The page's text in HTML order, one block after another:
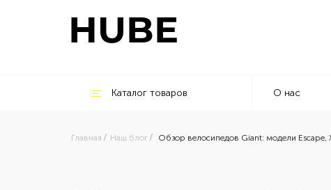
Каталог товаров О нас
Главная Наш блог Обзор велосипедов Giant: модели Escape,